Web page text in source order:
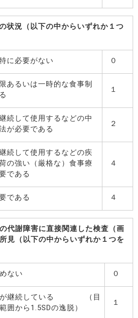
状況（以下の中からいずれか１つ
に必要がない ０
あるいは一時的な食事制
１
続して使用するなどの中
が必要である
２
続して使用するなどの疾
の強い（厳格な）食事療
である
４
である ４
代謝障害に直接関連した検査（画
見（以下の中からいずれか１つを
を認めない ０
が継続している （目
範囲から1.5SDの逸脱）
１